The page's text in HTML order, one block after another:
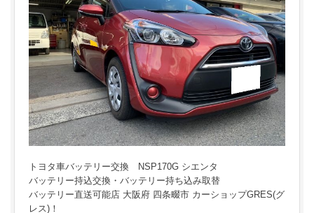
トヨタ車バッテリー交換 NSP170G シエンタ
バッテリー持込交換・バッテリー持ち込み取替
バッテリー直送可能店 大阪府 四条畷市 カーショップGRES(グ
レス)！